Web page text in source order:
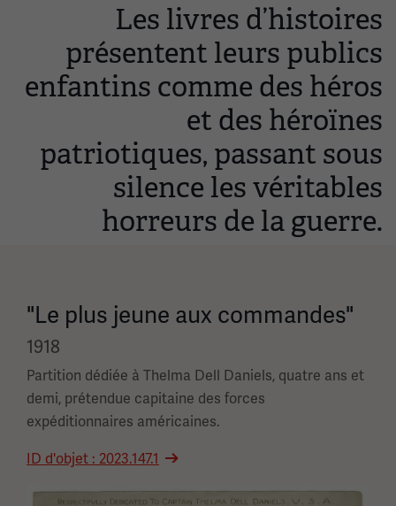
Les livres d’histoires
présentent leurs publics
enfantins comme des héros
et des héroïnes
patriotiques, passant sous
silence les véritables
horreurs de la guerre.
"Le plus jeune aux commandes"
1918
Partition dédiée à Thelma Dell Daniels, quatre ans et
demi, prétendue capitaine des forces
expéditionnaires américaines.
ID d'objet : 2023.147.1
Image(s)